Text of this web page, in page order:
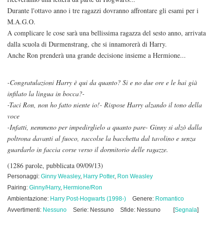
Durante l'ottavo anno i tre ragazzi dovranno affrontare gli esami per i
M.A.G.O.
A complicare le cose sarà una bellissima ragazza del sesto anno, arrivata
dalla scuola di Durmenstrang, che si innamorerà di Harry.
Anche Ron prenderà una grande decisione insieme a Hermione...
-Congratulazioni Harry è qui da quanto? Si e no due ore e le hai già
infilato la lingua in bocca?-
-Taci Ron, non ho fatto niente io!- Rispose Harry alzando il tono della
voce
-Infatti, nemmeno per impedirglielo a quanto pare- Ginny si alzò dalla
poltrona davanti al fuoco, raccolse la bacchetta dal tavolino e senza
guardarlo in faccia corse verso il dormitorio delle ragazze.
(1286 parole, pubblicata 09/09/13)
Personaggi: Ginny Weasley, Harry Potter, Ron Weasley
Pairing: Ginny/Harry, Hermione/Ron
Ambientazione: Harry Post-Hogwarts (1998-) Genere: Romantico
Avvertimenti: Nessuno Serie: Nessuno Sfide: Nessuno [Segnala]